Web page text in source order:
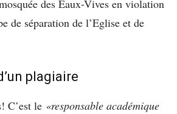
des Eaux-Vives en violation
de séparation de l’Eglise et de
plagiaire
C’est le «responsable académique